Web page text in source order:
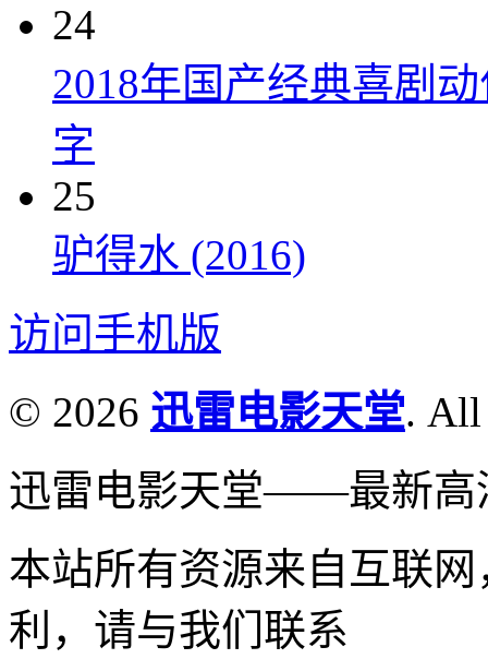
24
2018年国产经典喜剧
字
25
驴得水 (2016)
访问手机版
© 2026 迅雷电影天堂. All
迅雷电影天堂——最新高
本站所有资源来自互联
利，请与我们联系